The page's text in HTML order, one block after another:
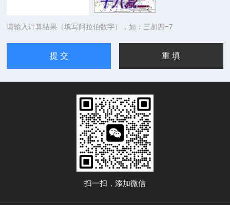
请输入计算结果（填写阿拉伯数字），如：三加四=7
扫一扫，添加微信